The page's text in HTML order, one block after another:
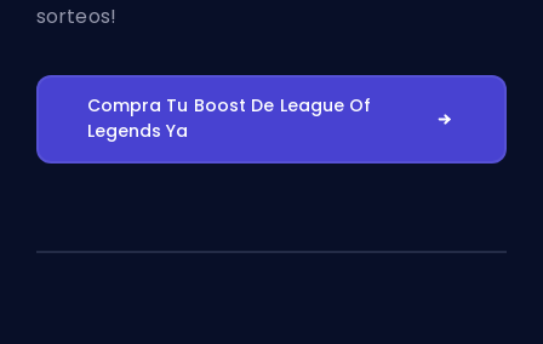
sorteos!
Compra Tu Boost De League Of
Legends Ya